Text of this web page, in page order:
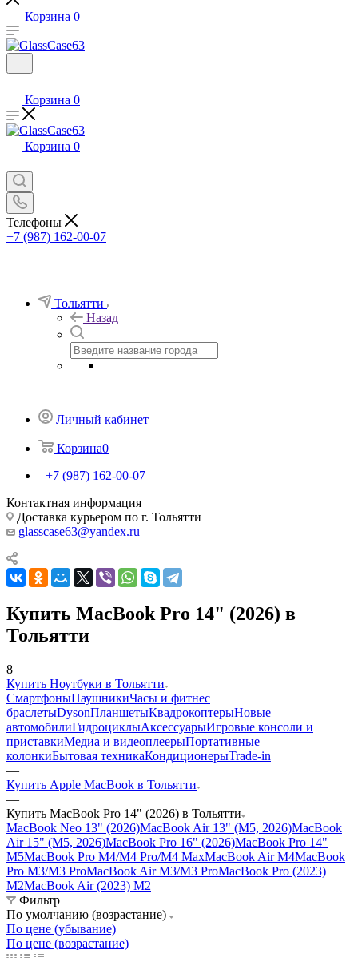
Корзина 0
Корзина 0
Корзина 0
Телефоны
+7 (987) 162-00-07
Тольятти
Назад
Личный кабинет
Корзина0
+7 (987) 162-00-07
Контактная информация
Доставка курьером по г. Тольятти
glasscase63@yandex.ru
Купить MacBook Pro 14" (2026) в
Тольятти
8
Купить Ноутбуки в Тольятти
СмартфоныНаушникиЧасы и фитнес
браслетыDysonПланшетыКвадрокоптерыНовые
автомобилиГидроциклыАксессуарыИгровые консоли и
приставкиМедиа и видеоплеерыПортативные
колонкиБытовая техникаКондиционерыTrade-in
—
Купить Apple MacBook в Тольятти
—
Купить MacBook Pro 14" (2026) в Тольятти
MacBook Neo 13" (2026)MacBook Air 13" (M5, 2026)MacBook
Air 15" (M5, 2026)MacBook Pro 16" (2026)MacBook Pro 14"
M5MacBook Pro M4/M4 Pro/M4 MaxMacBook Air M4MacBook
Pro M3/M3 ProMacBook Air M3/M3 ProMacBook Pro (2023)
M2MacBook Air (2023) M2
Фильтр
По умолчанию (возрастание)
По цене (убывание)
По цене (возрастание)